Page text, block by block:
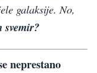
galaksije. No,
svemir?
neprestano